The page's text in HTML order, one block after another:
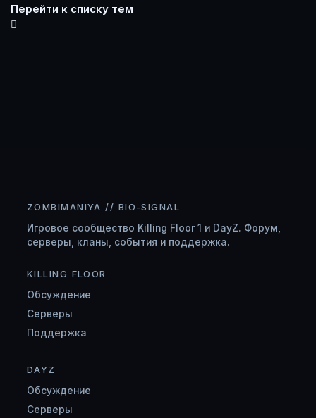
Перейти к списку тем
ZOMBIMANIYA // BIO-SIGNAL
Игровое сообщество Killing Floor 1 и DayZ. Форум,
серверы, кланы, события и поддержка.
KILLING FLOOR
Обсуждение
Серверы
Поддержка
DAYZ
Обсуждение
Серверы